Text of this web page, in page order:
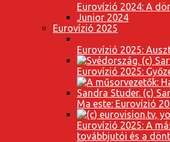
Eurovízió 2024: A
Junior 2024
Eurovízió 2025
Eurovízió 2025:
Eurovízió 2025:
Ma este: Eurovízió
Eurovízió 2025: A
továbbjutói és a